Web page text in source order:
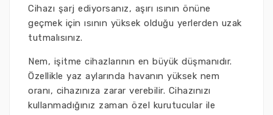
Cihazı şarj ediyorsanız, aşırı ısının önüne
geçmek için ısının yüksek olduğu yerlerden uzak
tutmalısınız.
Nem, işitme cihazlarının en büyük düşmanıdır.
Özellikle yaz aylarında havanın yüksek nem
oranı, cihazınıza zarar verebilir. Cihazınızı
kullanmadığınız zaman özel kurutucular ile